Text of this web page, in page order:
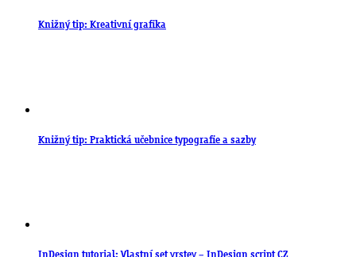
Knižný tip: Kreativní grafika
Knižný tip: Praktická učebnice typografie a sazby